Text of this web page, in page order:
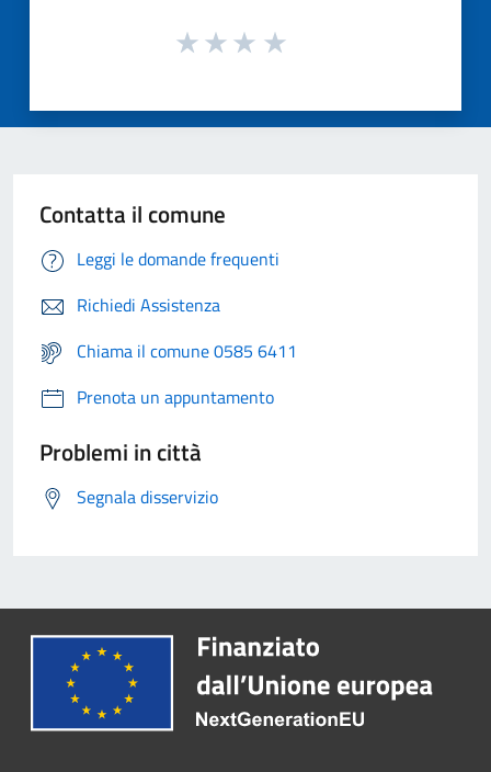
Contatta il comune
Leggi le domande frequenti
Richiedi Assistenza
Chiama il comune 0585 6411
Prenota un appuntamento
Problemi in città
Segnala disservizio